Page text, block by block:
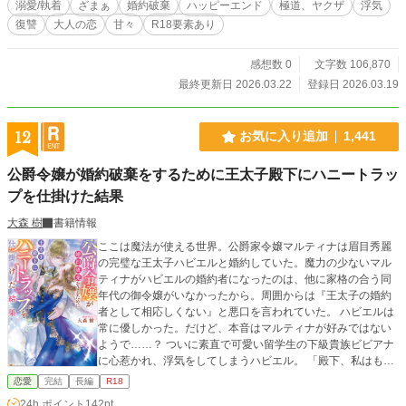
写を含みます。
溺愛/執着 ざまぁ 婚約破棄 ハッピーエンド 極道、ヤクザ
浮気
復讐
大人の恋 甘々 R18要素あり
感想数 0
文字数 106,870
最終更新日 2026.03.22
登録日 2026.03.19
12 お気に入り追加 1,441
公爵令嬢が婚約破棄をするために王太子殿下にハニートラッ
プを仕掛けた結果
大森 樹
書籍情報
ここは魔法が使える世界。公爵家令嬢マルティナは眉目秀麗
の完璧な王太子ハビエルと婚約していた。魔力の少ないマル
ティナがハビエルの婚約者になったのは、他に家格の合う同
年代の御令嬢がいなかったから。周囲からは『王太子の婚約
者として相応しくない』と悪口を言われていた。 ハビエルは
常に優しかった。だけど、本音はマルティナが好みではない
ようで……？ ついに素直で可愛い留学生の下級貴族ビビアナ
に心惹かれ、浮気をしてしまうハビエル。 「殿下、私はもう
あなた様の顔も見たくありません」 マルティナとハビエルの
運命は⁉︎ ★番外編を2/6〜から追加しています。秘密のデート
恋愛 完結 長編 R18